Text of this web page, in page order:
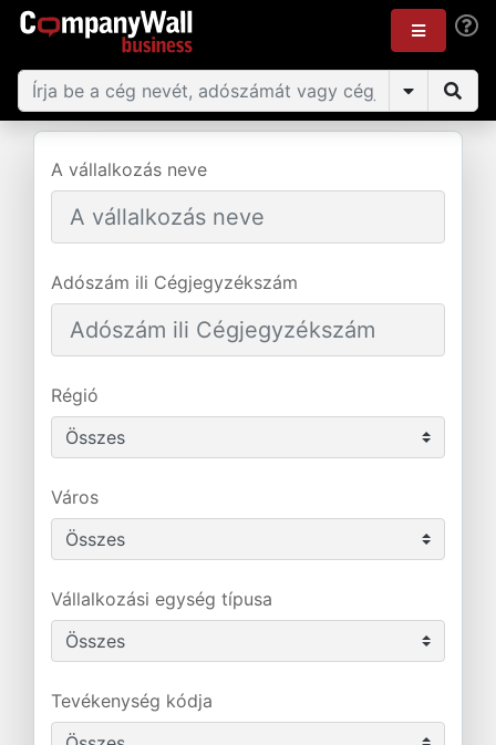
A vállalkozás neve
Adószám ili Cégjegyzékszám
Régió
Város
Vállalkozási egység típusa
Tevékenység kódja